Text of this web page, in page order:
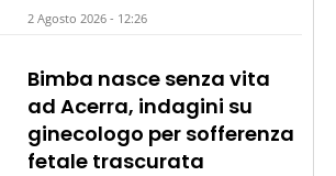
2 Agosto 2026 - 12:26
Bimba nasce senza vita
ad Acerra, indagini su
ginecologo per sofferenza
fetale trascurata